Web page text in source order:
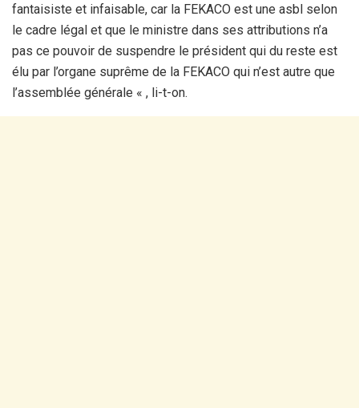
fantaisiste et infaisable, car la FEKACO est une asbl selon
le cadre légal et que le ministre dans ses attributions n’a
pas ce pouvoir de suspendre le président qui du reste est
élu par l’organe suprême de la FEKACO qui n’est autre que
l’assemblée générale « , li-t-on.